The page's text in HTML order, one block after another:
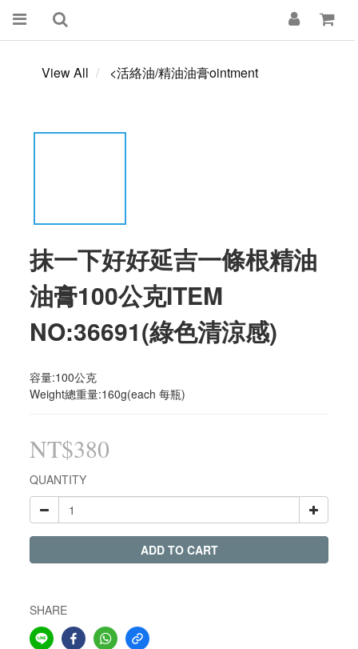
View All <活絡油/精油油膏ointment
抹一下好好延吉一條根精油
油膏100公克ITEM
NO:36691(綠色清涼感)
容量:100公克
Weight總重量:160g(each 每瓶)
NT$380
QUANTITY
ADD TO CART
SHARE